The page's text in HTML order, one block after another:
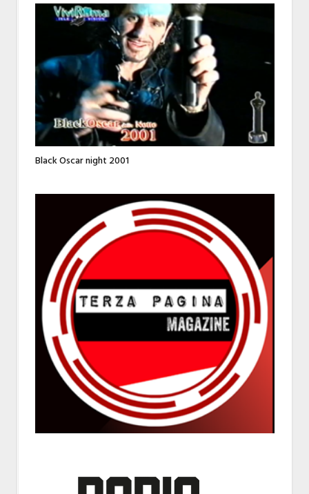
Black Oscar night 2001